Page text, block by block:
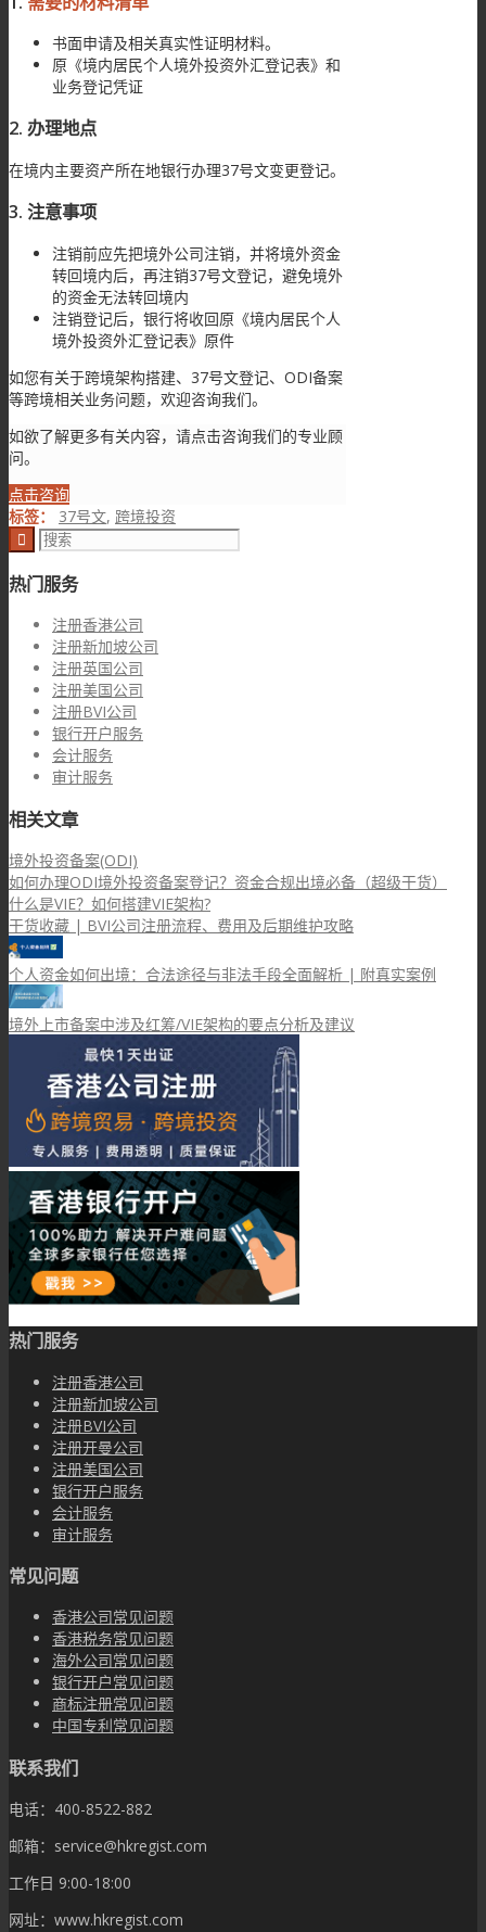
书面申请及相关真实性证明材料。
原《境内居民个人境外投资外汇登记表》和
业务登记凭证
2. 办理地点
在境内主要资产所在地银行办理37号文变更登记。
3. 注意事项
注销前应先把境外公司注销，并将境外资金
转回境内后，再注销37号文登记，避免境外
的资金无法转回境内
注销登记后，银行将收回原《境内居民个人
境外投资外汇登记表》原件
如您有关于跨境架构搭建、37号文登记、ODI备案
等跨境相关业务问题，欢迎咨询我们。
如欲了解更多有关内容，请点击咨询我们的专业顾
问。
点击咨询
标签：
37号文, 跨境投资
热门服务
注册香港公司
注册新加坡公司
注册英国公司
注册美国公司
注册BVI公司
银行开户服务
会计服务
审计服务
相关文章
境外投资备案(ODI)
如何办理ODI境外投资备案登记？资金合规出境必备（超级干货）
什么是VIE？如何搭建VIE架构?
干货收藏 | BVI公司注册流程、费用及后期维护攻略
个人资金如何出境：合法途径与非法手段全面解析 | 附真实案例
境外上市备案中涉及红筹/VIE架构的要点分析及建议
热门服务
注册香港公司
注册新加坡公司
注册BVI公司
注册开曼公司
注册美国公司
银行开户服务
会计服务
审计服务
常见问题
香港公司常见问题
香港税务常见问题
海外公司常见问题
银行开户常见问题
商标注册常见问题
中国专利常见问题
联系我们
电话：400-8522-882
邮箱：service@hkregist.com
工作日 9:00-18:00
网址：www.hkregist.com